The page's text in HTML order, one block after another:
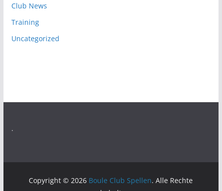
Club News
Training
Uncategorized
.
Copyright © 2026 Boule Club Spellen. Alle Rechte